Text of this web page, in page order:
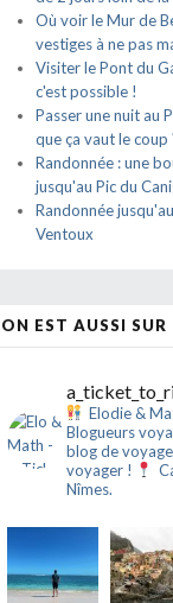
Où voir le Mur de
vestiges à ne pas
Visiter le Pont du
c'est possible !
Passer une nuit au
que ça vaut le coup
Randonnée : une
jusqu'au Pic du
Randonnée
Ventoux
ON EST AUSSI
Elodie &
Blogueurs
blog de
voyager !
Nîmes.